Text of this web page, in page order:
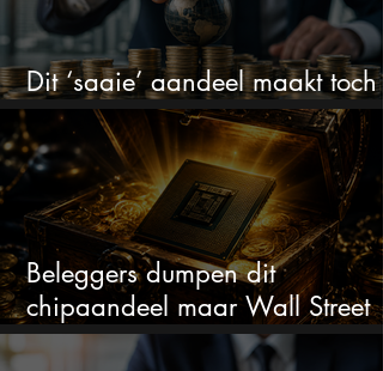
Dit ‘saaie’ aandeel maakt toch
bizar veel winst
Beleggers dumpen dit
chipaandeel maar Wall Street
ziet een zeldzame koopkans